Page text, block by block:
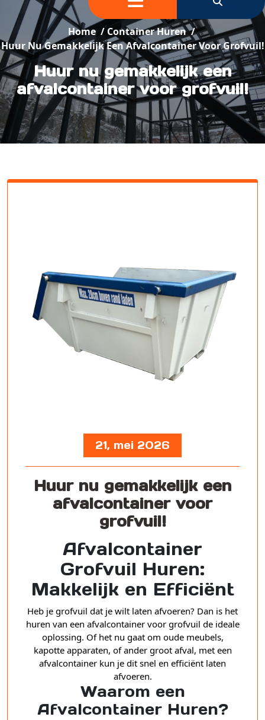
Home/ Container Huren/
Huur Nu Gemakkelijk Een Afvalcontainer Voor Grofvuil!
Huur nu gemakkelijk een
afvalcontainer voor grofvuil!
21, mei 2026
Huur nu gemakkelijk een
afvalcontainer voor
grofvuil!
Afvalcontainer
Grofvuil Huren:
Makkelijk en Efficiënt
Heb je grofvuil dat je wilt laten afvoeren? Dan is het
huren van een afvalcontainer voor grofvuil de ideale
oplossing. Of het nu gaat om oude meubels,
kapotte apparaten, of ander groot afval, met een
afvalcontainer kun je dit snel en efficiënt laten
afvoeren.
Waarom een
Afvalcontainer Huren?